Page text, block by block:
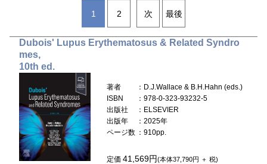
1 2 次 最後
Dubois' Lupus Erythematosus & Related Syndro
mes,
10th ed.
著者
：D.J.Wallace & B.H.Hahn (eds.)
ISBN
：978-0-323-93232-5
出版社
：ELSEVIER
出版年
：2025年
ページ数 ：910pp.
定価41,569円(本体37,790円 ＋ 税)